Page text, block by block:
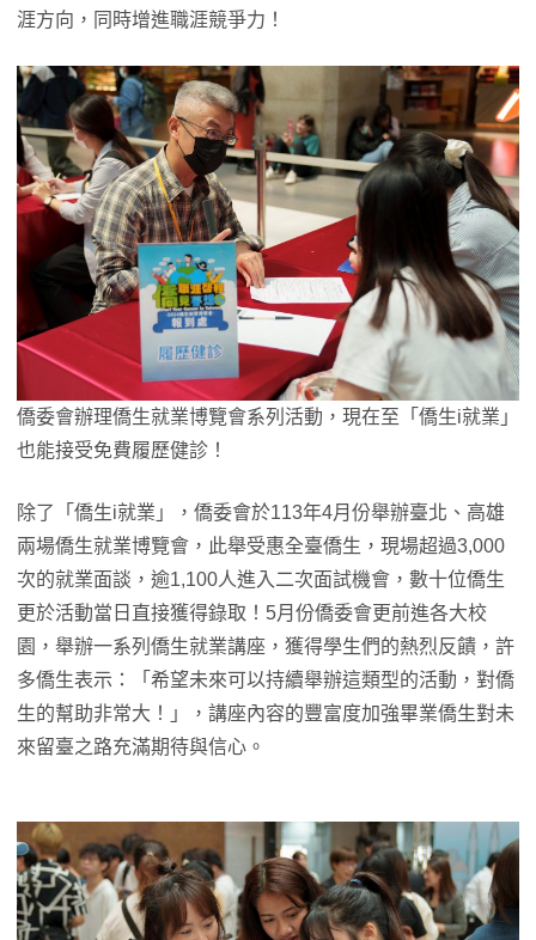
涯方向，同時增進職涯競爭力！
僑委會辦理僑生就業博覽會系列活動，現在至「僑生i就業」
也能接受免費履歷健診！
除了「僑生i就業」，僑委會於113年4月份舉辦臺北、高雄
兩場僑生就業博覽會，此舉受惠全臺僑生，現場超過3,000
次的就業面談，逾1,100人進入二次面試機會，數十位僑生
更於活動當日直接獲得錄取！5月份僑委會更前進各大校
園，舉辦一系列僑生就業講座，獲得學生們的熱烈反饋，許
多僑生表示：「希望未來可以持續舉辦這類型的活動，對僑
生的幫助非常大！」，講座內容的豐富度加強畢業僑生對未
來留臺之路充滿期待與信心。